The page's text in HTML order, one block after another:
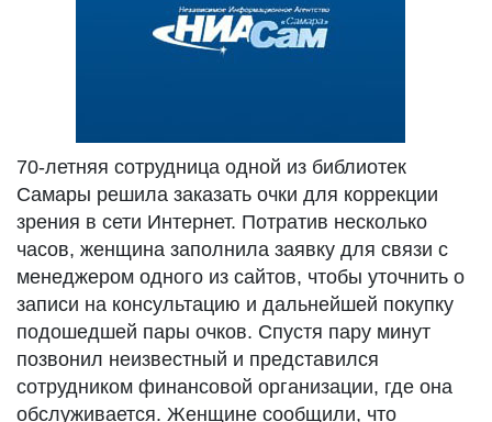
70-летняя сотрудница одной из библиотек
Самары решила заказать очки для коррекции
зрения в сети Интернет. Потратив несколько
часов, женщина заполнила заявку для связи с
менеджером одного из сайтов, чтобы уточнить о
записи на консультацию и дальнейшей покупку
подошедшей пары очков. Спустя пару минут
позвонил неизвестный и представился
сотрудником финансовой организации, где она
обслуживается. Женщине сообщили, что